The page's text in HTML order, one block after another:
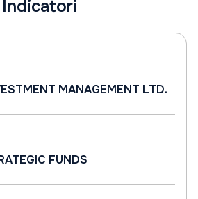
MANAGEMENT LTD.
FUNDS